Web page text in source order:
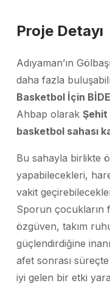
Proje Detayı
Adıyaman’ın
daha fazla
Basketbol İçin
Ahbap olarak Şehit
basketbol sahası
Bu sahayla birlikte
yapabilecekleri,
vakit
Sporun çocukların
özgüven, takım
güçlendirdiğine
afet sonrası
iyi gelen bir etki